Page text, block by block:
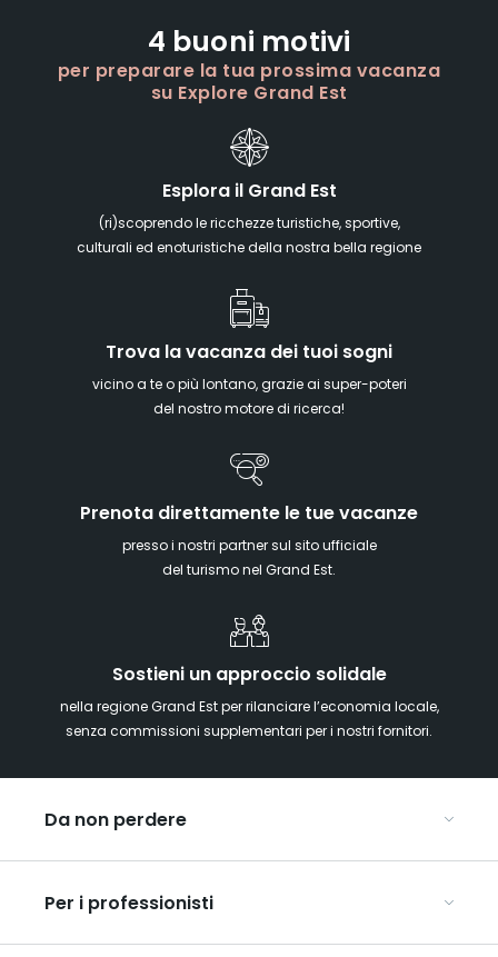
4 buoni motivi
per preparare la tua prossima vacanza
su Explore Grand Est
Esplora il Grand Est
(ri)scoprendo le ricchezze turistiche, sportive,
culturali ed enoturistiche della nostra bella regione
Trova la vacanza dei tuoi sogni
vicino a te o più lontano, grazie ai super-poteri
del nostro motore di ricerca!
Prenota direttamente le tue vacanze
presso i nostri partner sul sito ufficiale
del turismo nel Grand Est.
Sostieni un approccio solidale
nella regione Grand Est per rilanciare l’economia locale,
senza commissioni supplementari per i nostri fornitori.
Da non perdere
Alsazia
Ardenne
Per i professionisti